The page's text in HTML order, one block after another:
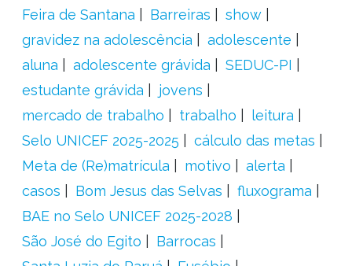
Feira de Santana
Barreiras
show
gravidez na adolescência
adolescente
aluna
adolescente grávida
SEDUC-PI
estudante grávida
jovens
mercado de trabalho
trabalho
leitura
Selo UNICEF 2025-2025
cálculo das metas
Meta de (Re)matrícula
motivo
alerta
casos
Bom Jesus das Selvas
fluxograma
BAE no Selo UNICEF 2025-2028
São José do Egito
Barrocas